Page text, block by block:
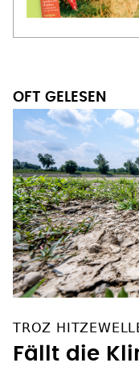
TROZ
Fällt die
runter vom